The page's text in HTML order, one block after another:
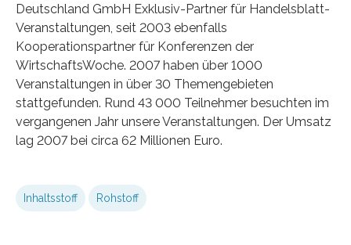
Deutschland GmbH Exklusiv-Partner für Handelsblatt-
Veranstaltungen, seit 2003 ebenfalls
Kooperationspartner für Konferenzen der
WirtschaftsWoche. 2007 haben über 1000
Veranstaltungen in über 30 Themengebieten
stattgefunden. Rund 43 000 Teilnehmer besuchten im
vergangenen Jahr unsere Veranstaltungen. Der Umsatz
lag 2007 bei circa 62 Millionen Euro.
Inhaltsstoff Rohstoff